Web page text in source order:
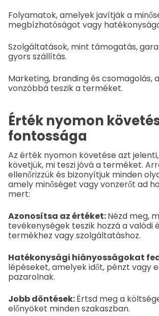
Folyamatok, amelyek javítják a
megbízhatóságot vagy
Szolgáltatások, mint támogatás,
gyors szállítás.
Marketing, branding és csomagolás,
vonzóbbá teszik a terméket.
Érték nyomon
fontossága
Az érték nyomon követése azt
követjük, mi teszi jóvá a terméket.
ellenőrizzük és bizonyítjuk minden
amely minőséget vagy vonzerőt ad
mert:
Azonosítsa az értéket:Nézd meg,
tevékenységek teszik hozzá a valódi
termékhez vagy szolgáltatáshoz.
Hatékonysági hiányosságokat
lépéseket, amelyek időt, pénzt vagy
pazarolnak.
Jobb döntések:Értsd meg a
előnyöket minden szakaszban.